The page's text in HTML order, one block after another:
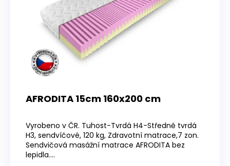
AFRODITA 15cm 160x200 cm
hodnocení
produktu
je
4,5
z
Vyrobeno v ČR. Tuhost-Tvrdá H4-Středně tvrdá
H3, sendvíčové, 120 kg, Zdravotní matrace,7 zon.
Sendvičová masážní matrace AFRODITA bez
lepidla....